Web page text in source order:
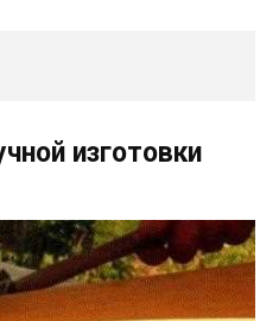
изготовки